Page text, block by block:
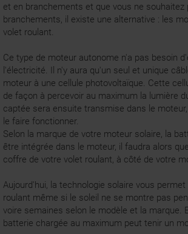
et en branchements et que vous ne
branchements, il existe une alternative : les
volet roulant.
Ce type de moteur autonome n'a pas besoin
l'électricité. Il n'y aura qu'un seul et unique
moteur à une cellule photovoltaïque. Cette
de façon à percevoir au maximum la lumière
captée sera ensuite transmise dans le
le faire fonctionner.
Selon la marque de votre moteur solaire, la
être intégrée dans le moteur, il faudra alors
coffre de votre volet roulant, à côté de votre
Aujourd'hui, la technologie solaire vous
roulant même si le soleil ne se montre pas
voire semaines selon le modèle et la marque.
batterie chargée au maximum peut tenir un